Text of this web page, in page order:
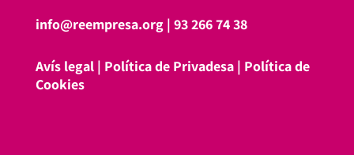
info@reempresa.org| 93 266 74 38
Avís legal| Política de Privadesa| Política de
Cookies